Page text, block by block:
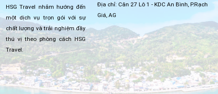
HSG Travel nhắm hướng đến
một dịch vụ trọn gói với sự
chất lượng và trải nghiệm đầy
thú vị theo phòng cách HSG
Travel.
Địa chỉ: Căn 27 Lô 1 - KDC An Bình, P.Rạch
Giá, AG